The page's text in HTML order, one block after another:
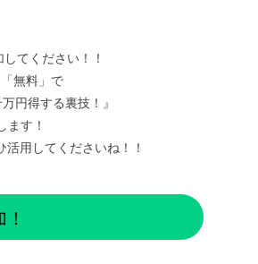
てください！！
無料」で
円得する裏技！』
ます！
用してくださいね！！